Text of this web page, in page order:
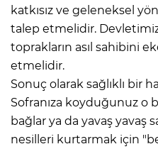
katkısız ve geleneksel
talep etmelidir. Devletimiz
toprakların asıl sahibini
etmelidir.
Sonuç olarak sağlıklı bir
Sofranıza koyduğunuz o
bağlar ya da yavaş yavaş
nesilleri kurtarmak için